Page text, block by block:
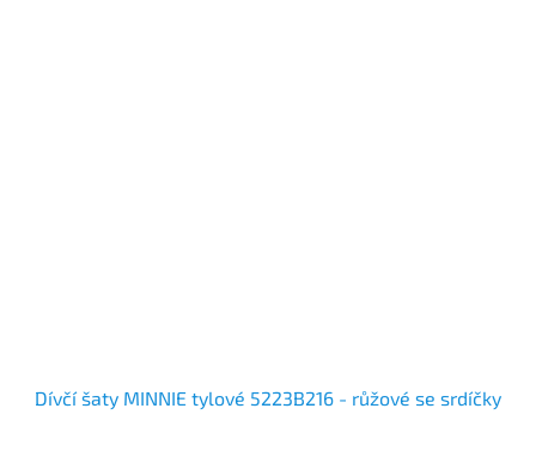
Dívčí šaty MINNIE tylové 5223B216 - růžové se srdíčky